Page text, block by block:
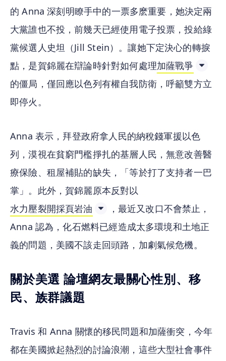
的 Anna 深刻明瞭手中的一票多麽重要，她決定兩
大黨誰也不投，前幾天已經使用電子投票，投給綠
黨候選人史坦（Jill Stein）。讓她下定決心的轉捩
點，是賀錦麗在辯論時針對如何處理加薩戰爭
的僵局，僅回應以色列有權自我防衛，呼籲雙方立
即停火。
Anna 表示，拜登政府拿人民的納稅錢軍援以色
列，漠視在貧窮門檻掙扎的基層人民，無意改善醫
療保險、租屋補貼的缺失，「等於打了支持者一巴
掌」。此外，賀錦麗原本反對以
水力壓裂開採頁岩油
，最近又改口不會禁止，
Anna 認為，化石燃料已經造成太多環境和土地正
義的問題，美國不該走回頭路，加劇氣候危機。
關於美選 論壇網友最關心性別、移
民、族群議題
Travis 和 Anna 關懷的移民問題和加薩衝突，今年
都在美國掀起熱烈的討論浪潮，這些大型社會事件